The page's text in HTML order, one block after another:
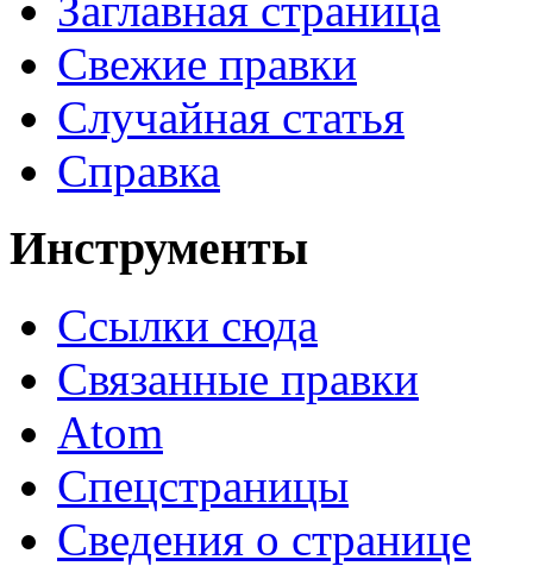
Заглавная страница
Свежие правки
Случайная статья
Справка
Инструменты
Ссылки сюда
Связанные правки
Atom
Спецстраницы
Сведения о странице